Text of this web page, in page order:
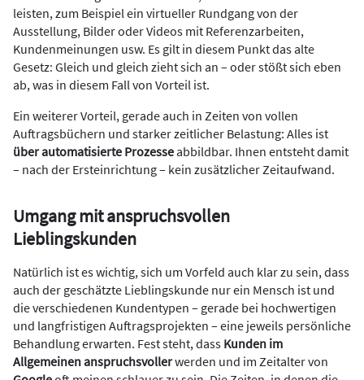
leisten, zum Beispiel ein virtueller Rundgang von der
Ausstellung, Bilder oder Videos mit Referenzarbeiten,
Kundenmeinungen usw. Es gilt in diesem Punkt das alte
Gesetz: Gleich und gleich zieht sich an – oder stößt sich eben
ab, was in diesem Fall von Vorteil ist.
Ein weiterer Vorteil, gerade auch in Zeiten von vollen
Auftragsbüchern und starker zeitlicher Belastung: Alles ist
über automatisierte Prozesseabbildbar. Ihnen entsteht damit
– nach der Ersteinrichtung – kein zusätzlicher Zeitaufwand.
Umgang mit anspruchsvollen
Lieblingskunden
Natürlich ist es wichtig, sich um Vorfeld auch klar zu sein, dass
auch der geschätzte Lieblingskunde nur ein Mensch ist und
die verschiedenen Kundentypen – gerade bei hochwertigen
und langfristigen Auftragsprojekten – eine jeweils persönliche
Behandlung erwarten. Fest steht, dass Kunden im
Allgemeinen anspruchsvollerwerden und im Zeitalter von